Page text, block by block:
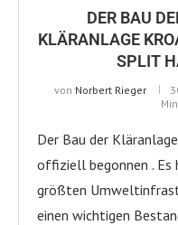
DER BAU
LÄRANLAGE
PLIT
von Norbert Rieger
Der Bau der
offiziell begonnen . Es
größten
einen wichtigen